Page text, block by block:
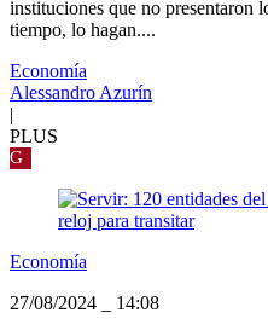
instituciones que no presentaron
tiempo, lo hagan....
Economía
Alessandro Azurín
|
PLUS
G
Economía
27/08/2024
14:08